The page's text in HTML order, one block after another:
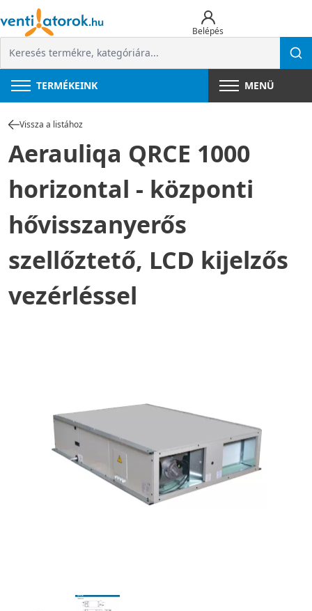
Belépés
TERMÉKEINK MENÜ
Vissza a listához
Aerauliqa QRCE 1000
horizontal - központi
hővisszanyerős
szellőztető, LCD kijelzős
vezérléssel